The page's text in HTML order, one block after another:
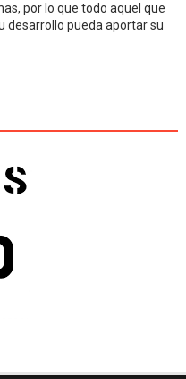
por lo que todo aquel que
desarrollo pueda aportar su